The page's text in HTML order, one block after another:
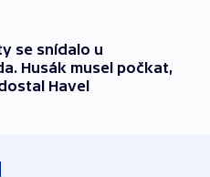
se snídalo u
Husák musel počkat,
Havel